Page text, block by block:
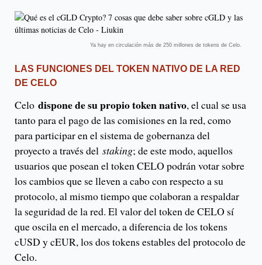
Ya hay en circulación más de 250 millones de tokens de Celo.
LAS FUNCIONES DEL TOKEN NATIVO DE LA RED
DE CELO
Celo dispone de su propio token nativo, el cual se usa
tanto para el pago de las comisiones en la red, como
para participar en el sistema de gobernanza del
proyecto a través del staking; de este modo, aquellos
usuarios que posean el token CELO podrán votar sobre
los cambios que se lleven a cabo con respecto a su
protocolo, al mismo tiempo que colaboran a respaldar
la seguridad de la red. El valor del token de CELO sí
que oscila en el mercado, a diferencia de los tokens
cUSD y cEUR, los dos tokens estables del protocolo de
Celo.